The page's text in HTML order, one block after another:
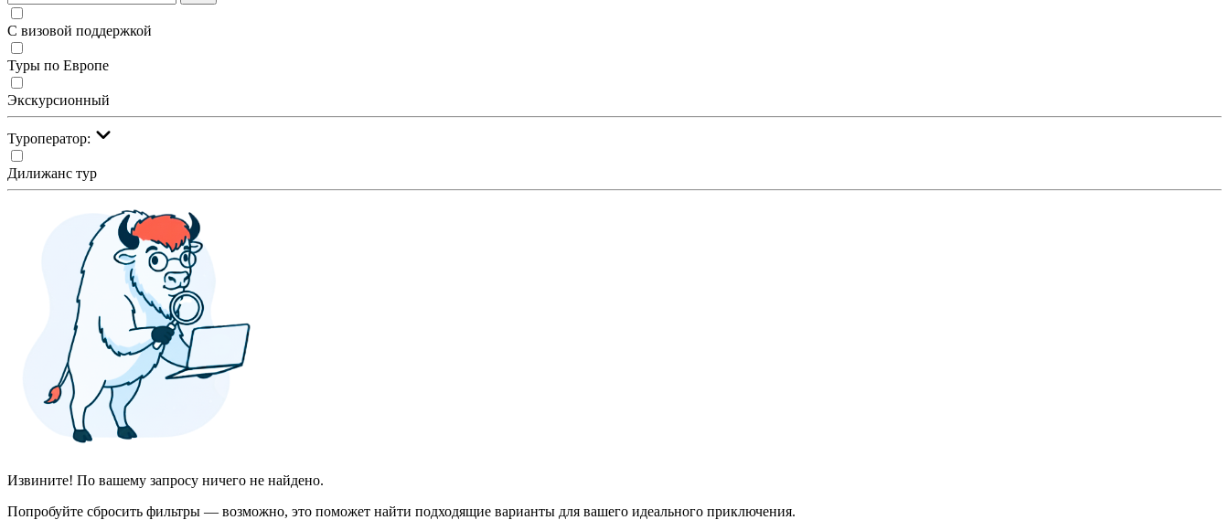
С визовой поддержкой
Туры по Европе
Экскурсионный
Туроператор:
Дилижанс тур
Извините! По вашему запросу ничего не найдено.
Попробуйте сбросить фильтры — возможно, это поможет найти подходящие варианты для вашего идеального приключения.